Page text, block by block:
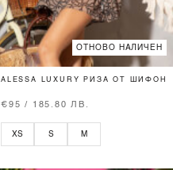
ОТНОВО НАЛИЧЕН
ALESSA LUXURY РИЗА ОТ ШИФОН
€95 / 185.80 ЛВ.
XS S M